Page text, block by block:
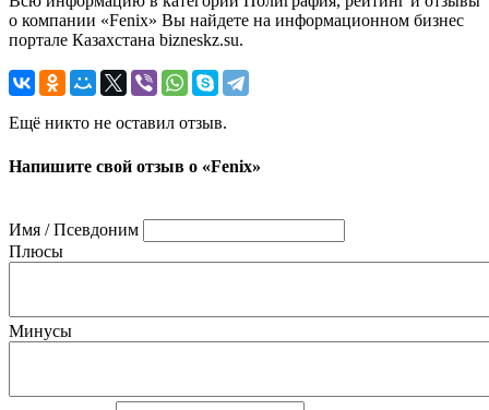
о компании «Fenix» Вы найдете на информационном бизнес
портале Казахстана bizneskz.su.
Ещё никто не оставил отзыв.
Напишите свой отзыв о «Fenix»
Имя / Псевдоним
Плюсы
Минусы